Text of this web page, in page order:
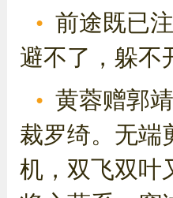
前途既已
避不了，躲不
黄蓉赠郭
裁罗绮。无端
机，双飞双叶